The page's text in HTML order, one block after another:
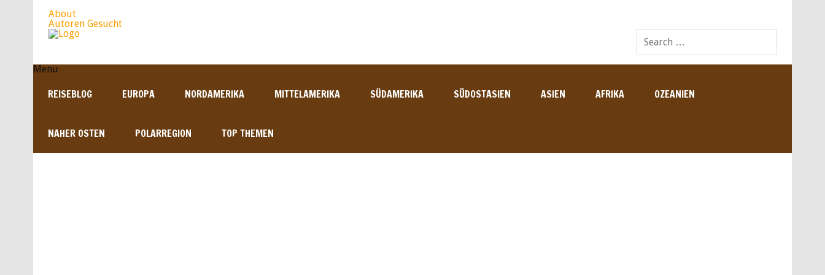
About
Autoren Gesucht
Menu
REISEBLOG EUROPA NORDAMERIKA MITTELAMERIKA SÜDAMERIKA SÜDOSTASIEN ASIEN AFRIKA OZEANIEN
NAHER OSTEN POLARREGION TOP THEMEN